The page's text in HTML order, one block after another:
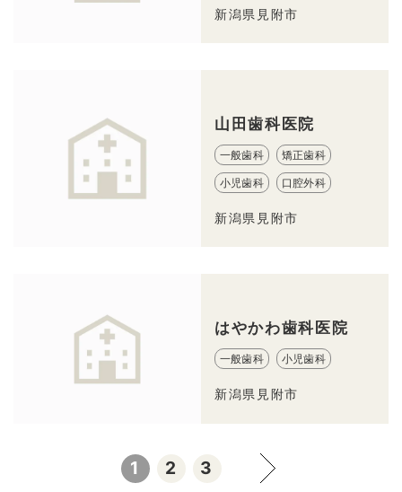
新潟県見附市
山田歯科医院
一般歯科 矯正歯科
小児歯科 口腔外科
新潟県見附市
はやかわ歯科医院
一般歯科 小児歯科
新潟県見附市
1 2 3